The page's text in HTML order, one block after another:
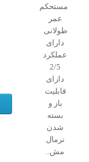
مستحکم
عمر
طولانی
دارای
عملکرد
2/5
دارای
قابلیت
باز و
بسته
شدن
نرمال
مش..